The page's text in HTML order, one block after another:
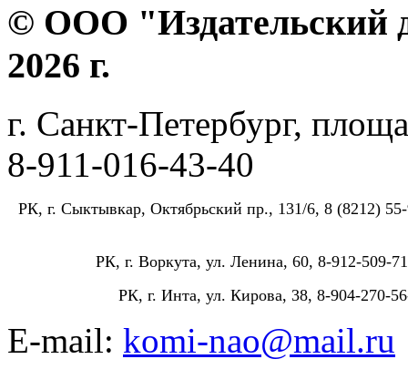
© ООО "Издательский
2026 г.
г. Санкт-Петербург,
8-911-016-43-40
РК, г. Сыктывкар, Октябрьский пр., 131/6, 8 (8212)
РК, г. Воркута, ул. Ленина, 60, 8-912-509-
РК, г. Инта, ул. Кирова, 38, 8-904-270-
E-mail: komi-nao@mail.ru